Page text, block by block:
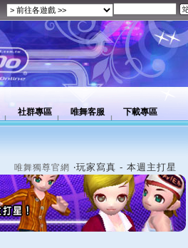
社群專區 唯舞客服 下載專區
唯舞獨尊官網 ‧玩家寫真 - 本週主打星